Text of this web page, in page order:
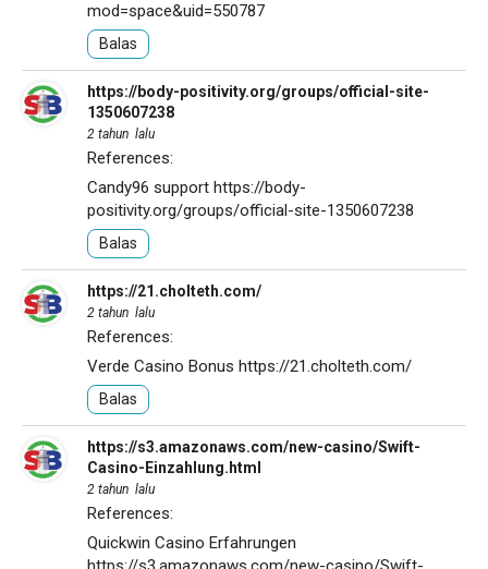
mod=space&uid=550787
Balas
https://body-positivity.org/groups/official-site-
1350607238
2 tahun lalu
References:
Candy96 support https://body-
positivity.org/groups/official-site-1350607238
Balas
https://21.cholteth.com/
2 tahun lalu
References:
Verde Casino Bonus https://21.cholteth.com/
Balas
https://s3.amazonaws.com/new-casino/Swift-
Casino-Einzahlung.html
2 tahun lalu
References:
Quickwin Casino Erfahrungen